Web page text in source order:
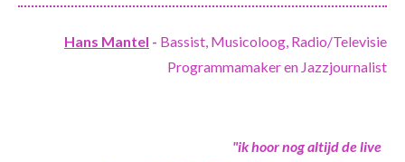
Hans Mantel - Bassist, Musicoloog, Radio/Televisie
Programmamaker en Jazzjournalist
"ik hoor nog altijd de live